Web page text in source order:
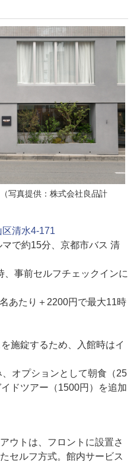
写真提供：株式会社良品計
清水4-171
で約15分、京都市バス 清
、事前セルフチェックインに
あたり＋2200円で最大11時
施錠するため、入館時はイ
オプションとして朝食（25
ドツアー（1500円）を追加
ウトは、フロントに設置さ
セルフ方式。館内サービス